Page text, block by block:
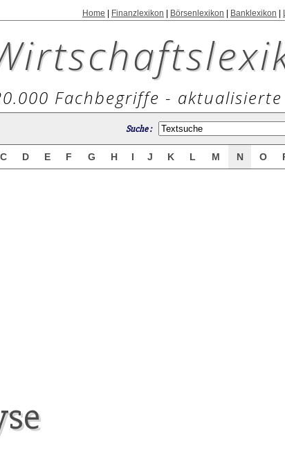
Home Finanzlexikon Börsenlexikon Banklexikon
Fachbegriffe - aktualisierte
Suche :
C D E F G H I J K L M N O